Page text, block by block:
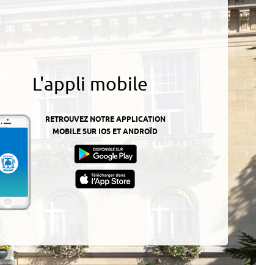
L'appli mobile
RETROUVEZ NOTRE APPLICATION
MOBILE SUR IOS ET ANDROÏD